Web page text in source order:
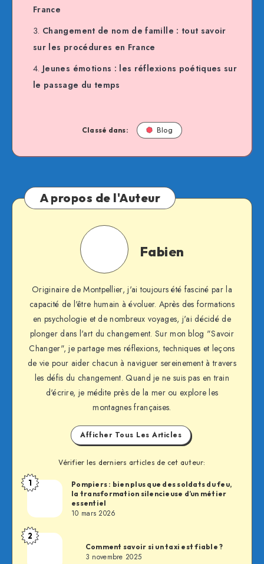
France
Changement de nom de famille : tout savoir
sur les procédures en France
Jeunes émotions : les réflexions poétiques sur
le passage du temps
Classé dans: Blog
A propos de l'Auteur
Fabien
Fabien
Originaire de Montpellier, j'ai toujours été fasciné par la
capacité de l'être humain à évoluer. Après des formations
en psychologie et de nombreux voyages, j'ai décidé de
plonger dans l'art du changement. Sur mon blog "Savoir
Changer", je partage mes réflexions, techniques et leçons
de vie pour aider chacun à naviguer sereinement à travers
les défis du changement. Quand je ne suis pas en train
d'écrire, je médite près de la mer ou explore les
montagnes françaises.
Afficher Tous Les Articles
Vérifier les derniers articles de cet auteur:
Fabien
1
Pompiers : bien plus que des soldats du feu,
la transformation silencieuse d’un métier
essentiel
10 mars 2026
Fabien
2
Comment savoir si un taxi est fiable ?
3 novembre 2025